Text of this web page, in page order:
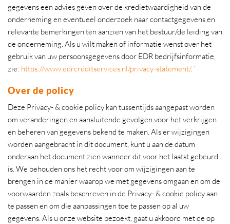
gegevens een advies geven over de kredietwaardigheid van de
onderneming en eventueel onderzoek naar contactgegevens en
relevante bemerkingen ten aanzien van het bestuur/de leiding van
de onderneming. Als u wilt maken of informatie wenst over het
gebruik van uw persoonsgegevens door EDR bedrijfsinformatie,
zie: https://www.edrcreditservices.nl/privacy-statement/. ‘
Over de policy
Deze Privacy- & cookie policy kan tussentijds aangepast worden
om veranderingen en aansluitende gevolgen voor het verkrijgen
en beheren van gegevens bekend te maken. Als er wijzigingen
worden aangebracht in dit document, kunt u aan de datum
onderaan het document zien wanneer dit voor het laatst gebeurd
is. We behouden ons het recht voor om wijzigingen aan te
brengen in de manier waarop we met gegevens omgaan en om de
voorwaarden zoals beschreven in de Privacy- & cookie policy aan
te passen en om die aanpassingen toe te passen op al uw
gegevens. Als u onze website bezoekt, gaat u akkoord met de op